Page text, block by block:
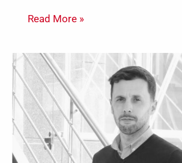
Read More »
Crescer
é
uma
Decisão:
O
Caminho
dos
Verdadeiros
Cappers